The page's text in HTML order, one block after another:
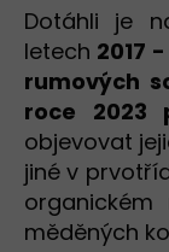
Dotáhli je
letech 2017
rumových
roce 2023
objevovat
jiné v
měděných